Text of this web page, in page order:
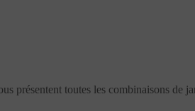
présentent toutes les combinaisons de